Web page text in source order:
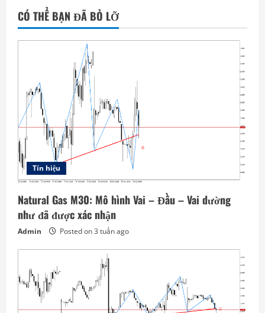
CÓ THỂ BẠN ĐÃ BỎ LỠ
Tín hiệu
Natural Gas M30: Mô hình Vai – Đầu – Vai dường
như đã được xác nhận
Admin Posted on 3 tuần ago